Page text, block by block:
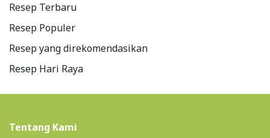
Resep Terbaru
Resep Populer
Resep yang direkomendasikan
Resep Hari Raya
Tentang Kami